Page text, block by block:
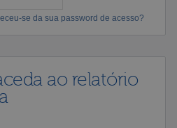
se da sua password de acesso?
ao relatório